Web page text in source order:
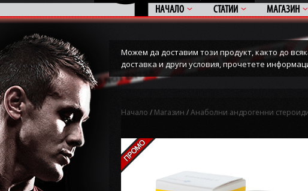
НАЧАЛО СТАТИИ МАГАЗИН
Можем да доставим този продукт, както до
доставка и други условия, прочетете
Начало / Магазин /Анаболни андрогенни